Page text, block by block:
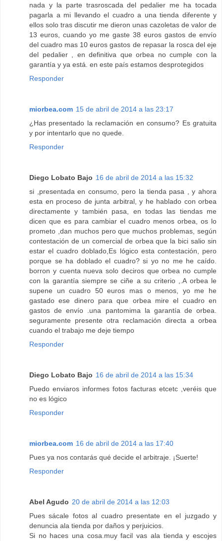
nada y la parte trasroscada del pedalier me ha tocada
pagarla a mi llevando el cuadro a una tienda diferente y
ellos solo tras discutir me dieron unas cazoletas de valor de
13 euros, cuando yo me gaste 38 euros gastos de envío
del cuadro mas 10 euros gastos de repasar la rosca del eje
del pedalier , en definitiva que orbea no cumple con la
garantía y ya está. en este país estamos desprotegidos
Responder
miorbea.com 15 de abril de 2014 a las 23:17
¿Has presentado la reclamación en consumo? Es gratuita
y por intentarlo que no quede.
Responder
Diego Lobato Bajo 16 de abril de 2014 a las 15:32
si ,presentada en consumo, pero la tienda pasa , y ahora
esta en proceso de junta arbitral, y he hablado con orbea
directamente y también pasa, en todas las tiendas me
dicen que es para cambiar el cuadro menos orbea, os lo
prometo ,dan muchos pero que muchos problemas, según
contestación de un comercial de orbea que la bici salio sin
estar el cuadro doblado,Es lógico esta contestación, pero
porque se ha doblado el cuadro? si yo no me he caído.
borron y cuenta nueva solo deciros que orbea no cumple
con la garantía siempre se ciñe a su criterio ,.A orbea le
supene un cuadro 50 euros mas o menos, yo me he
gastado ese dinero para que orbea mire el cuadro en
gastos de envío .una pantomima la garantía de orbea.
seguramente presente otra reclamación directa a orbea
cuando el trabajo me deje tiempo
Responder
Diego Lobato Bajo 16 de abril de 2014 a las 15:34
Puedo enviaros informes fotos facturas etcetc ,veréis que
no es lógico
Responder
miorbea.com 16 de abril de 2014 a las 17:40
Pues ya nos contarás qué decide el arbitraje. ¡Suerte!
Responder
Abel Agudo 20 de abril de 2014 a las 12:03
Pues sácale fotos al cuadro presentate en el juzgado y
denuncia ala tienda por daños y perjuicios.
Si no haces una cosa.muy facil vas ala tienda y escojes